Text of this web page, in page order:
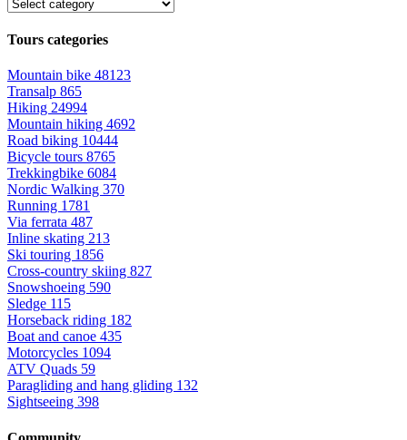
Tours categories
Mountain bike 48123
Transalp 865
Hiking 24994
Mountain hiking 4692
Road biking 10444
Bicycle tours 8765
Trekkingbike 6084
Nordic Walking 370
Running 1781
Via ferrata 487
Inline skating 213
Ski touring 1856
Cross-country skiing 827
Snowshoeing 590
Sledge 115
Horseback riding 182
Boat and canoe 435
Motorcycles 1094
ATV Quads 59
Paragliding and hang gliding 132
Sightseeing 398